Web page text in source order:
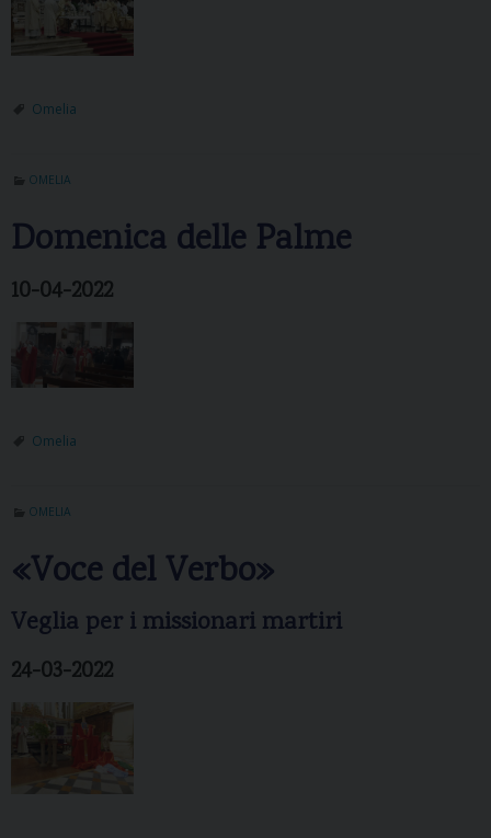
Omelia
OMELIA
Domenica delle Palme
10-04-2022
Omelia
OMELIA
«Voce del Verbo»
Veglia per i missionari martiri
24-03-2022